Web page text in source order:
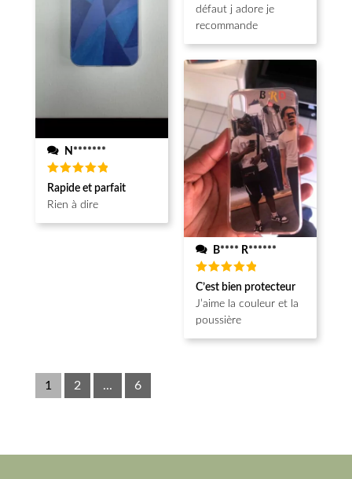
N*******
Note 5
sur 5
Rapide et parfait
Rien à dire
défaut j adore je
recommande
B**** R******
Note5
sur 5
C’est bien protecteur
J’aime la couleur et la
poussière
1 2 ... 6